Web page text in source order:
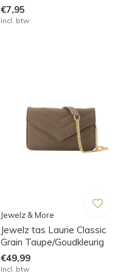
€7,95
Incl. btw
Jewelz & More
Jewelz tas Laurie Classic
Grain Taupe/Goudkleurig
€49,99
Incl. btw